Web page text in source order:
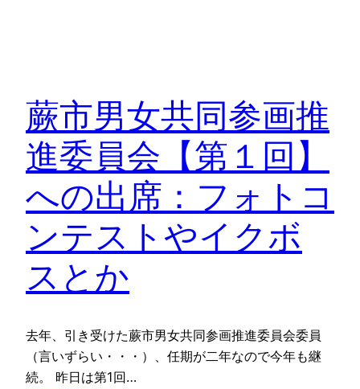
蕨市男女共同参画推
進委員会【第１回】
への出席：フォトコ
ンテストやイクボ
スとか
去年、引き受けた蕨市男女共同参画推進委員会委員
（言いずらい・・・）、任期が二年なので今年も継
続。 昨日は第1回…